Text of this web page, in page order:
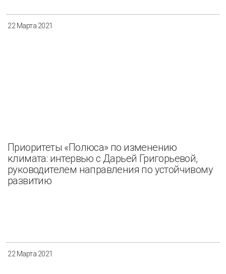
22 Марта 2021
Приоритеты «Полюса» по изменению
климата: интервью с Дарьей Григорьевой,
руководителем направления по устойчивому
развитию
22 Марта 2021